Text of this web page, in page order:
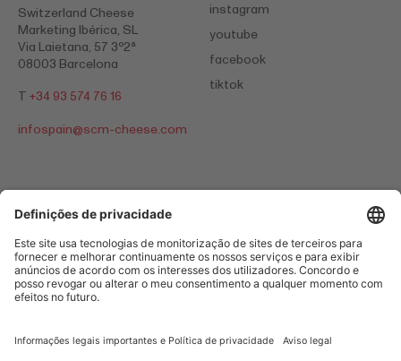
Switzerland Cheese
Marketing Ibérica, SL
Via Laietana, 57 3º2ª
08003 Barcelona
T +34 93 574 76 16
infospain@scm-cheese.com
instagram
youtube
facebook
tiktok
Legal Notice